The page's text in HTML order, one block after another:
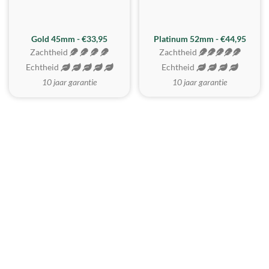
REALISTISCH
Gold 45mm - €33,95
Zachtheid
Echtheid
10 jaar garantie
ZACHTSTE
Platinum 52mm - €44,95
Zachtheid
Echtheid
10 jaar garantie